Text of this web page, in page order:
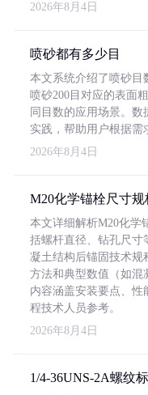
2026年8月4日
喷砂都有多少目
本文系统介绍了喷砂目
喷砂200目对应的表面
同目数的应用场景。数
实践，帮助用户根据需
2026年8月4日
M20化学锚栓尺寸
本文详细解析M20化学
括螺杆直径、钻孔尺寸
凝土结构后锚固技术规
方法和典型数值（如混
内容涵盖安装要点、
程技术人员参考。
2026年8月4日
1/4-36UNS-2A螺纹